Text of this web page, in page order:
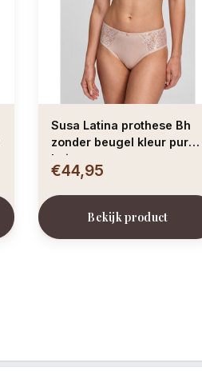
Susa Latina prothese Bh
zonder beugel kleur pure
beige
€44,95
Bekijk product